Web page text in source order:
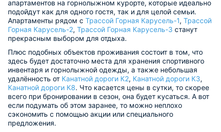
апартаментов на горнолыжном курорте, которые идеально
подойдут как для одного гостя, так и для целой семьи.
Апартаменты рядом с Трассой Горная Карусель-1, Трассой
Горная Карусель-2, Трассой Горная Карусель-3 станут
прекрасным выбором для отдыха.
Плюс подобных объектов проживания состоит в том, что
здесь будет достаточно места для хранения спортивного
инвентаря и горнолыжной одежды, а также небольшая
удалённость от Канатной дороги К2, Канатной дороги К3,
Канатной дороги К8. Что касается цены в сутки, то скорее
всего при бронировании в сезон, она будет кусаться. А вот
если подумать об этом заранее, то можно неплохо
сэкономить с помощью акции или специального
предложения.